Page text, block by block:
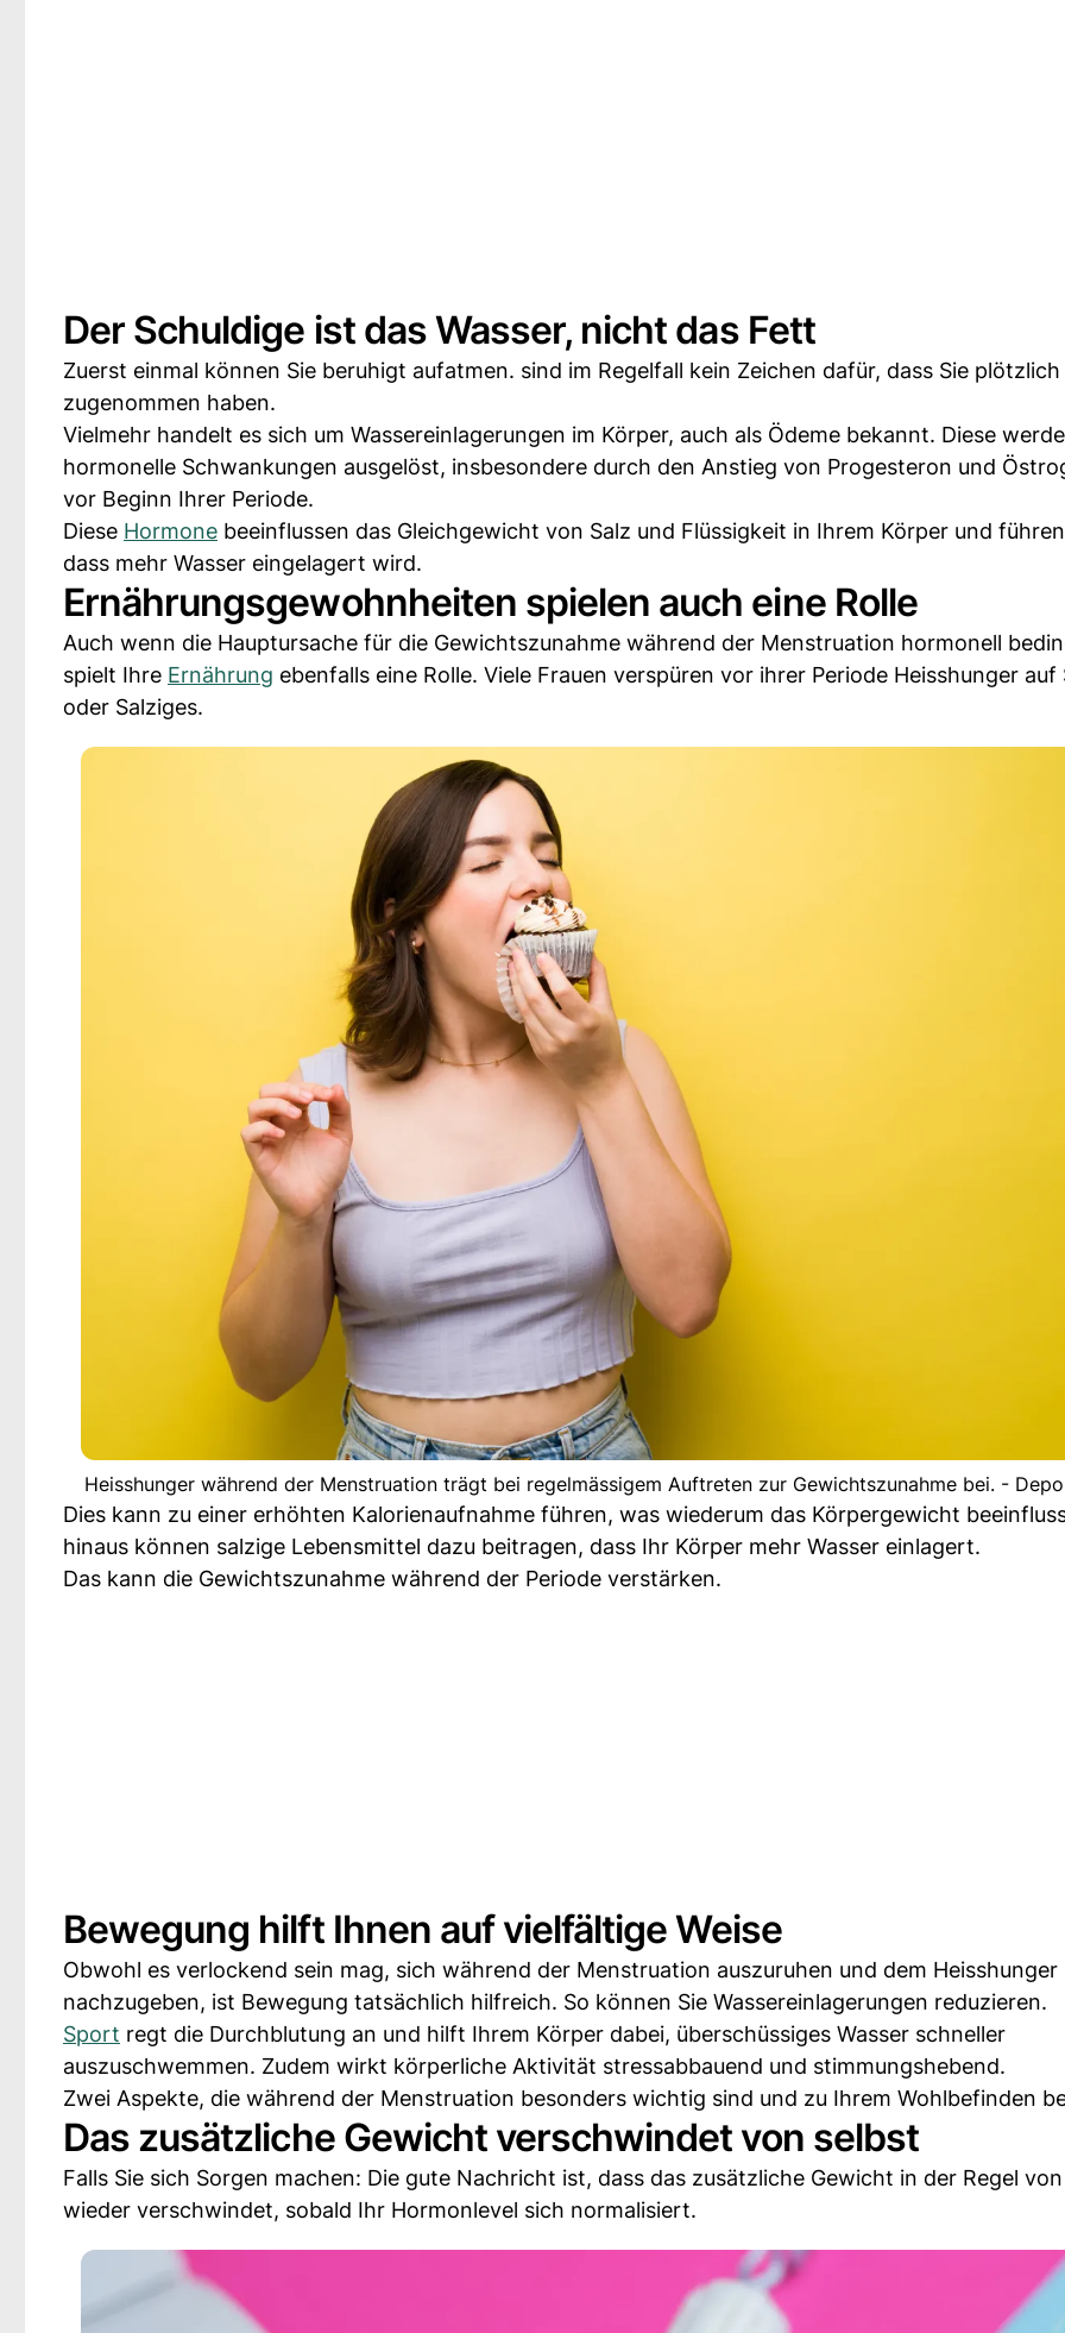
Der Schuldige ist das Wasser, nicht das Fett
Zuerst einmal können Sie beruhigt aufatmen. sind im Regelfall kein Zeichen dafür, dass Sie
zugenommen haben.
Vielmehr handelt es sich um Wassereinlagerungen im Körper, auch als Ödeme bekannt. Diese
hormonelle Schwankungen ausgelöst, insbesondere durch den Anstieg von Progesteron und
vor Beginn Ihrer Periode.
Diese Hormone beeinflussen das Gleichgewicht von Salz und Flüssigkeit in Ihrem Körper und
dass mehr Wasser eingelagert wird.
Ernährungsgewohnheiten spielen auch eine Rolle
Auch wenn die Hauptursache für die Gewichtszunahme während der Menstruation hormonell
spielt Ihre Ernährung ebenfalls eine Rolle. Viele Frauen verspüren vor ihrer Periode Heisshunger auf
oder Salziges.
Heisshunger während der Menstruation trägt bei regelmässigem Auftreten zur Gewichtszunahme bei. -
Dies kann zu einer erhöhten Kalorienaufnahme führen, was wiederum das Körpergewicht
hinaus können salzige Lebensmittel dazu beitragen, dass Ihr Körper mehr Wasser einlagert.
Das kann die Gewichtszunahme während der Periode verstärken.
Bewegung hilft Ihnen auf vielfältige Weise
Obwohl es verlockend sein mag, sich während der Menstruation auszuruhen und dem Heisshunger
nachzugeben, ist Bewegung tatsächlich hilfreich. So können Sie Wassereinlagerungen reduzieren.
Sport regt die Durchblutung an und hilft Ihrem Körper dabei, überschüssiges Wasser schneller
auszuschwemmen. Zudem wirkt körperliche Aktivität stressabbauend und stimmungshebend.
Zwei Aspekte, die während der Menstruation besonders wichtig sind und zu Ihrem Wohlbefinden
Das zusätzliche Gewicht verschwindet von selbst
Falls Sie sich Sorgen machen: Die gute Nachricht ist, dass das zusätzliche Gewicht in der Regel
wieder verschwindet, sobald Ihr Hormonlevel sich normalisiert.